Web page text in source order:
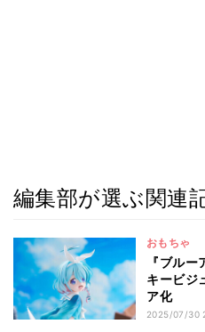
編集部が選ぶ関連
おもちゃ
『ブル
キービジ
ア化
2025/07/30